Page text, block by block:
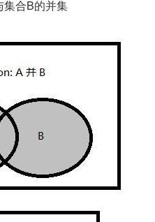
集合B的并集